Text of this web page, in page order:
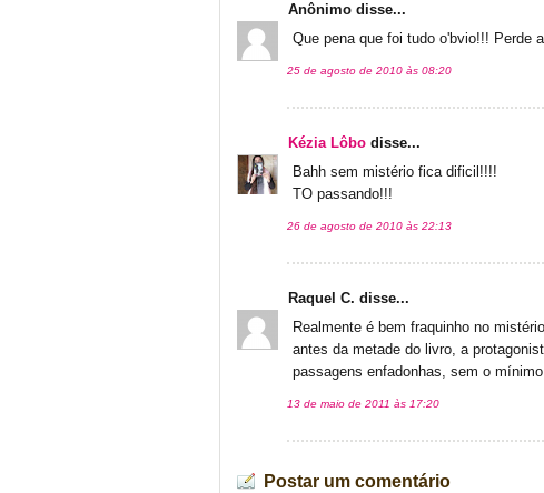
Anônimo disse...
Que pena que foi tudo o'bvio!!! Perde
25 de agosto de 2010 às 08:20
Kézia Lôbo disse...
Bahh sem mistério fica dificil!!!!
TO passando!!!
26 de agosto de 2010 às 22:13
Raquel C. disse...
Realmente é bem fraquinho no
antes da metade do livro, a
passagens enfadonhas, sem o
13 de maio de 2011 às 17:20
Postar um comentário